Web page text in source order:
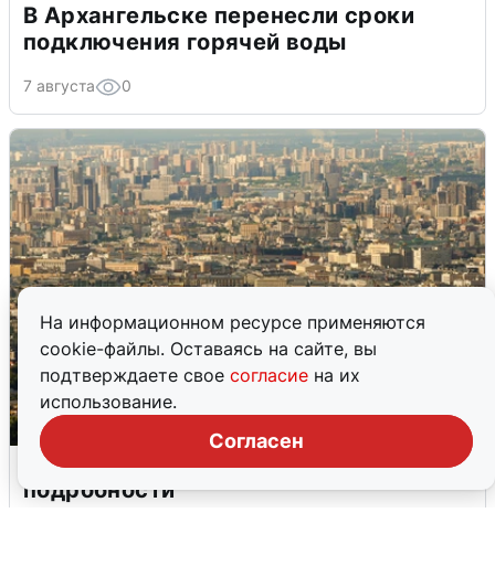
На информационном ресурсе применяются
cookie-файлы. Оставаясь на сайте, вы
подтверждаете свое согласие на их
использование.
Согласен
В Архангельске перенесли сроки
подключения горячей воды
7 августа 0
Москвичи услышали грохот в небе:
подробности